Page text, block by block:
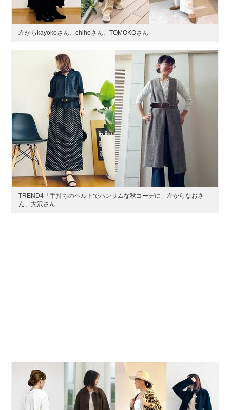
左からkayokoさん、chihoさん、TOMOKOさん
TREND4「手持ちのベルトでハンサムな秋コーデに」左からなおさ
ん、大沢さん